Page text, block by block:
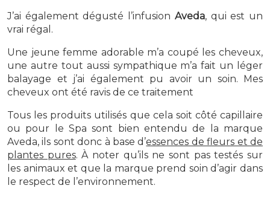
J’ai également dégusté l’infusion Aveda, qui est un
vrai régal.
Une jeune femme adorable m’a coupé les cheveux,
une autre tout aussi sympathique m’a fait un léger
balayage et j’ai également pu avoir un soin. Mes
cheveux ont été ravis de ce traitement
Tous les produits utilisés que cela soit côté capillaire
ou pour le Spa sont bien entendu de la marque
Aveda, ils sont donc à base d’essences de fleurs et de
plantes pures. À noter qu’ils ne sont pas testés sur
les animaux et que la marque prend soin d’agir dans
le respect de l’environnement.